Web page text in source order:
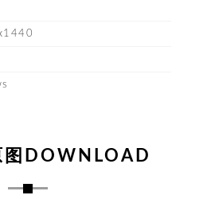
图DOWNLOAD